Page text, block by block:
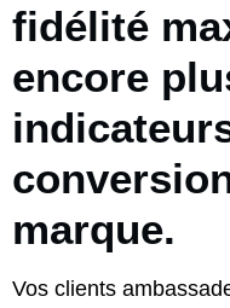
fidélité
encore
marque.
Vos clients